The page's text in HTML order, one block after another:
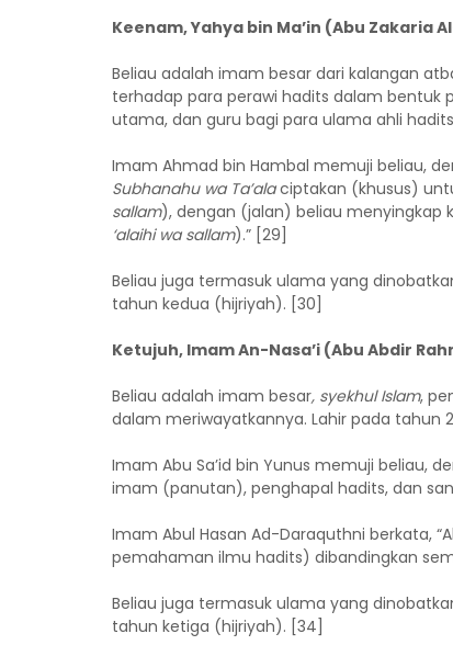
Keenam, Yahya bin Ma’in (Abu Zakaria
Beliau adalah imam besar dari kalangan
terhadap para perawi hadits dalam
utama, dan guru bagi para ulama ahli
Imam Ahmad bin Hambal memuji beliau,
Subhanahu wa Ta’alaciptakan (khusus)
sallam), dengan (jalan) beliau menyingkap
‘alaihi wa sallam).” [29]
Beliau juga termasuk ulama yang
tahun kedua (hijriyah). [30]
Ketujuh, Imam An-Nasa’i (Abu Abdir
Beliau adalah imam besar, syekhul Islam,
dalam meriwayatkannya. Lahir pada tahun
Imam Abu Sa’id bin Yunus memuji beliau,
imam (panutan), penghapal hadits, dan
Imam Abul Hasan Ad-Daraquthni berkata,
pemahaman ilmu hadits) dibandingkan
Beliau juga termasuk ulama yang
tahun ketiga (hijriyah). [34]